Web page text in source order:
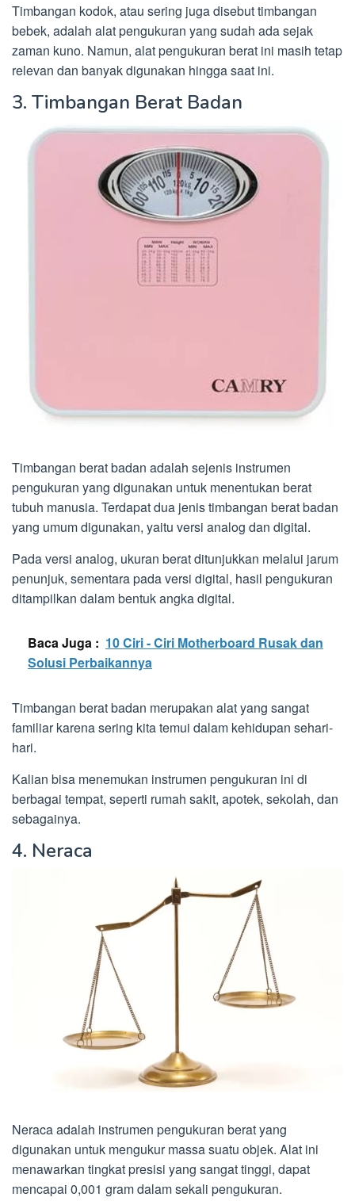
Timbangan kodok, atau sering juga disebut timbangan
bebek, adalah alat pengukuran yang sudah ada sejak
zaman kuno. Namun, alat pengukuran berat ini masih tetap
relevan dan banyak digunakan hingga saat ini.
3. Timbangan Berat Badan
Timbangan berat badan adalah sejenis instrumen
pengukuran yang digunakan untuk menentukan berat
tubuh manusia. Terdapat dua jenis timbangan berat badan
yang umum digunakan, yaitu versi analog dan digital.
Pada versi analog, ukuran berat ditunjukkan melalui jarum
penunjuk, sementara pada versi digital, hasil pengukuran
ditampilkan dalam bentuk angka digital.
Baca Juga : 10 Ciri - Ciri Motherboard Rusak dan
Solusi Perbaikannya
Timbangan berat badan merupakan alat yang sangat
familiar karena sering kita temui dalam kehidupan sehari-
hari.
Kalian bisa menemukan instrumen pengukuran ini di
berbagai tempat, seperti rumah sakit, apotek, sekolah, dan
sebagainya.
4. Neraca
Neraca adalah instrumen pengukuran berat yang
digunakan untuk mengukur massa suatu objek. Alat ini
menawarkan tingkat presisi yang sangat tinggi, dapat
mencapai 0,001 gram dalam sekali pengukuran.